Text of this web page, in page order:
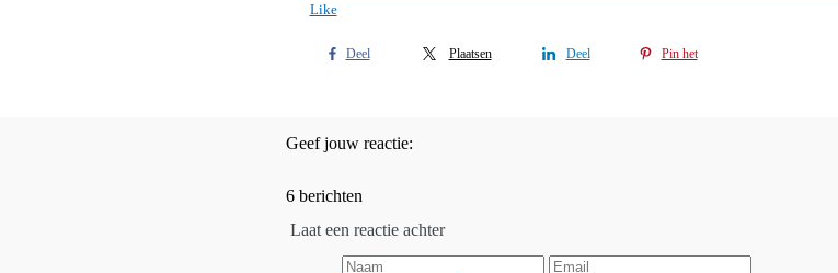
Like
Deel Plaatsen Deel Pin het
Geef jouw reactie:
6 berichten
Laat een reactie achter